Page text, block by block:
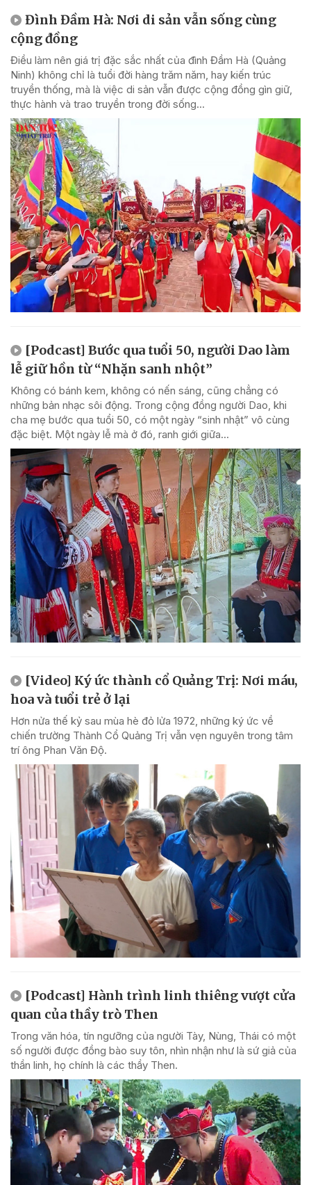
Đình Đầm Hà: Nơi di sản vẫn sống cùng
cộng đồng
Điều làm nên giá trị đặc sắc nhất của đình Đầm Hà (Quảng
Ninh) không chỉ là tuổi đời hàng trăm năm, hay kiến trúc
truyền thống, mà là việc di sản vẫn được cộng đồng gìn giữ,
thực hành và trao truyền trong đời sống...
[Podcast] Bước qua tuổi 50, người Dao làm
lễ giữ hồn từ “Nhặn sanh nhột”
Không có bánh kem, không có nến sáng, cũng chẳng có
những bản nhạc sôi động. Trong cộng đồng người Dao, khi
cha mẹ bước qua tuổi 50, có một ngày “sinh nhật” vô cùng
đặc biệt. Một ngày lễ mà ở đó, ranh giới giữa...
[Video] Ký ức thành cổ Quảng Trị: Nơi máu,
hoa và tuổi trẻ ở lại
Hơn nửa thế kỷ sau mùa hè đỏ lửa 1972, những ký ức về
chiến trường Thành Cổ Quảng Trị vẫn vẹn nguyên trong tâm
trí ông Phan Văn Độ.
[Podcast] Hành trình linh thiêng vượt cửa
quan của thầy trò Then
Trong văn hóa, tín ngưỡng của người Tày, Nùng, Thái có một
số người được đồng bào suy tôn, nhìn nhận như là sứ giả của
thần linh, họ chính là các thầy Then.